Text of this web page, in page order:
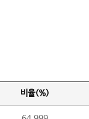
비율(%)